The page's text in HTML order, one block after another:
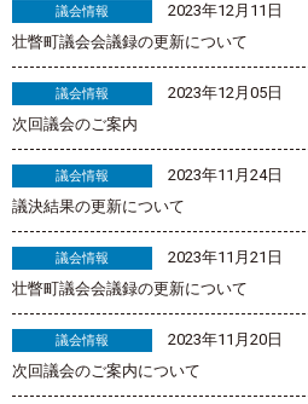
議会情報
2023年12月11日
壮瞥町議会会議録の更新について
議会情報
2023年12月05日
次回議会のご案内
議会情報
2023年11月24日
議決結果の更新について
議会情報
2023年11月21日
壮瞥町議会会議録の更新について
議会情報
2023年11月20日
次回議会のご案内について